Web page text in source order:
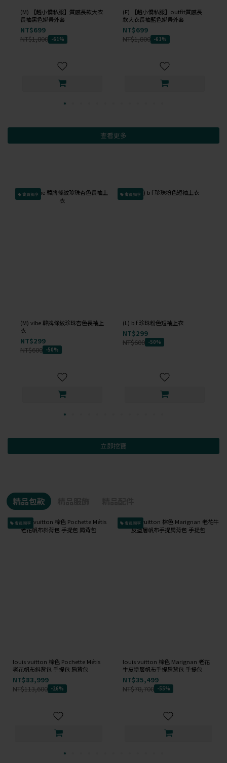
(M) 【趙小僑私服】質感長款大衣
長袖黑色綁帶外套
NT$699
NT$1,800 -61%
(F) 【趙小僑私服】outfit質感長
款大衣長袖藍色綁帶外套
NT$699
NT$1,800 -61%
查看更多
會員獨享
(M) vibe 韓牌條紋珍珠杏色長袖上
衣
NT$299
NT$600 -50%
會員獨享
(L) b f 珍珠粉色短袖上衣
NT$299
NT$600 -50%
立即挖寶
精品包款
會員獨享
louis vuitton 棕色 Pochette Métis
老花帆布斜背包 手提包 肩背包
NT$83,999
NT$113,600 -26%
會員獨享
louis vuitton 棕色 Marignan 老花
牛皮塗層帆布手提肩背包 手提包
NT$35,499
NT$78,700 -55%